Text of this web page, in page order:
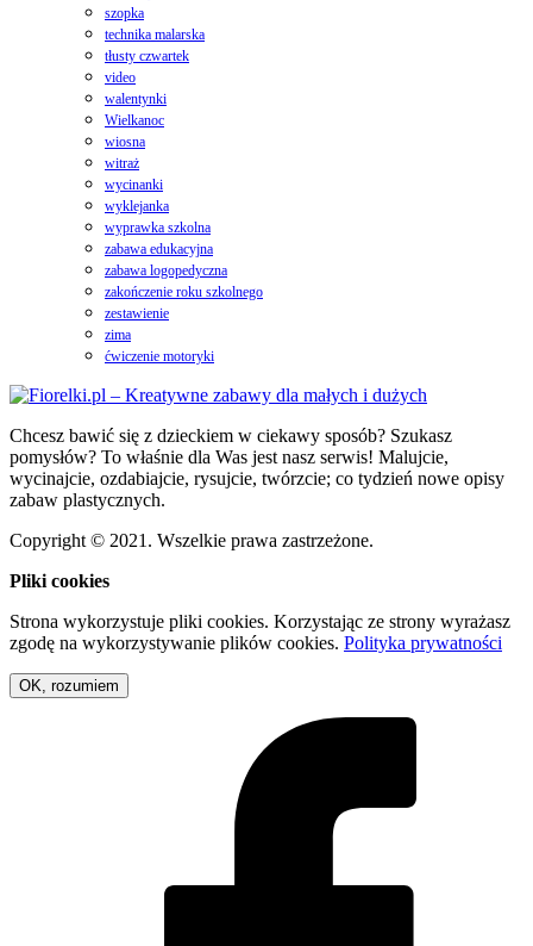
szopka
technika malarska
tłusty czwartek
video
walentynki
Wielkanoc
wiosna
witraż
wycinanki
wyklejanka
wyprawka szkolna
zabawa edukacyjna
zabawa logopedyczna
zakończenie roku szkolnego
zestawienie
zima
ćwiczenie motoryki
Chcesz bawić się z dzieckiem w ciekawy sposób? Szukasz
pomysłów? To właśnie dla Was jest nasz serwis! Malujcie,
wycinajcie, ozdabiajcie, rysujcie, twórzcie; co tydzień nowe opisy
zabaw plastycznych.
Copyright © 2021. Wszelkie prawa zastrzeżone.
Pliki cookies
Strona wykorzystuje pliki cookies. Korzystając ze strony wyrażasz
zgodę na wykorzystywanie plików cookies. Polityka prywatności
OK, rozumiem